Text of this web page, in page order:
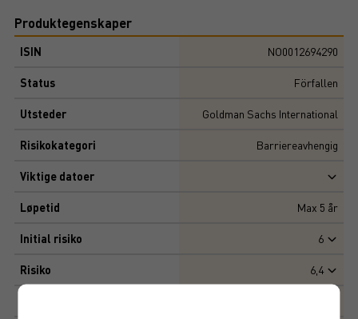
Produktegenskaper
ISIN NO0012694290
Status Förfallen
Utsteder Goldman Sachs International
Risikokategori Barriereavhengig
Viktige datoer
Løpetid Max 5 år
Initial risiko 6
Risiko 6,4